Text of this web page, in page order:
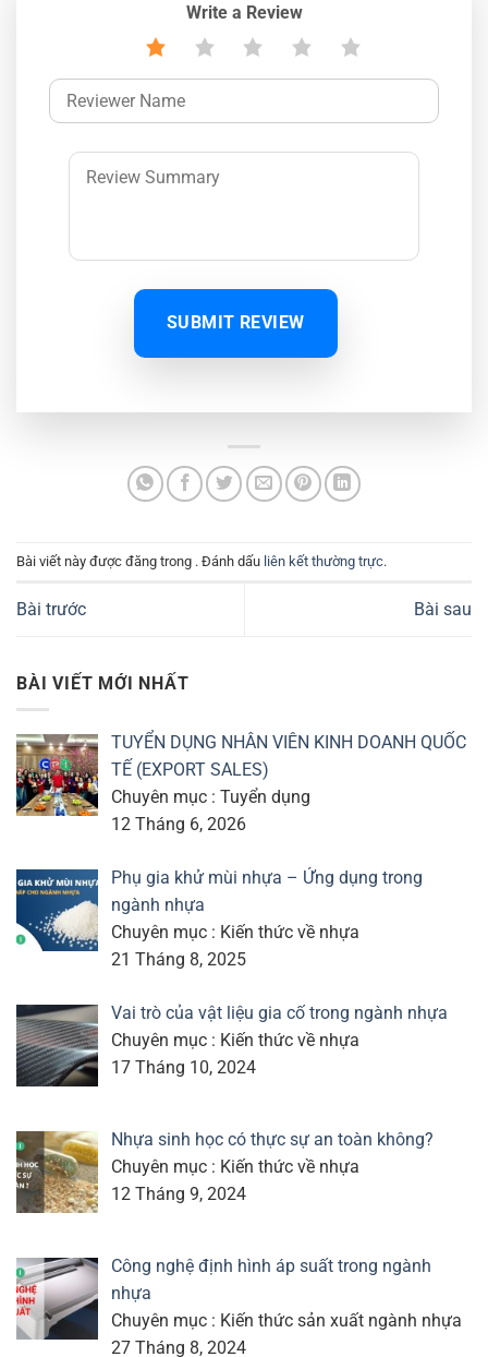
Write a Review
SUBMIT REVIEW
Bài viết này được đăng trong . Đánh dấu liên kết thường trực.
Bài trước Bài sau
BÀI VIẾT MỚI NHẤT
TUYỂN DỤNG NHÂN VIÊN KINH DOANH QUỐC
TẾ (EXPORT SALES)
Chuyên mục : Tuyển dụng
12 Tháng 6, 2026
Phụ gia khử mùi nhựa – Ứng dụng trong
ngành nhựa
Chuyên mục : Kiến thức về nhựa
21 Tháng 8, 2025
Vai trò của vật liệu gia cố trong ngành nhựa
Chuyên mục : Kiến thức về nhựa
17 Tháng 10, 2024
Nhựa sinh học có thực sự an toàn không?
Chuyên mục : Kiến thức về nhựa
12 Tháng 9, 2024
Công nghệ định hình áp suất trong ngành
nhựa
Chuyên mục : Kiến thức sản xuất ngành nhựa
27 Tháng 8, 2024